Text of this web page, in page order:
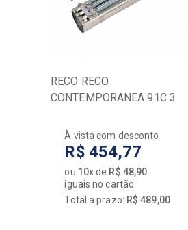
RECO RECO
CONTEMPORANEA 91C 3
À vista com desconto
R$ 454,77
ou 10xde R$ 48,90
iguais no cartão.
Total a prazo: R$ 489,00